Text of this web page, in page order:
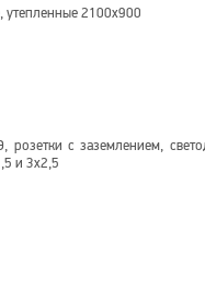
утепленные 2100х900
розетки с заземлением,
и 3х2,5